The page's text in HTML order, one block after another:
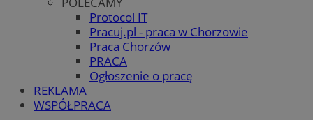
Protocol IT
Pracuj.pl - praca w Chorzowie
Praca Chorzów
PRACA
Ogłoszenie o pracę
REKLAMA
WSPÓŁPRACA